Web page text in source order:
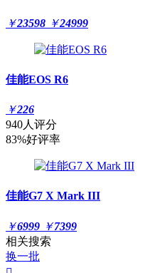
￥23598 ￥24999
佳能EOS R6
￥226
940人评分
83%好评率
佳能G7 X Mark III
￥6999 ￥7399
相关搜索
换一批